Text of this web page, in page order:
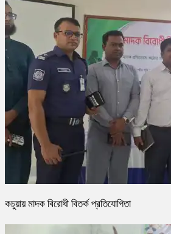
কচুয়ায় মাদক বিরোধী বিতর্ক প্রতিযোগিতা